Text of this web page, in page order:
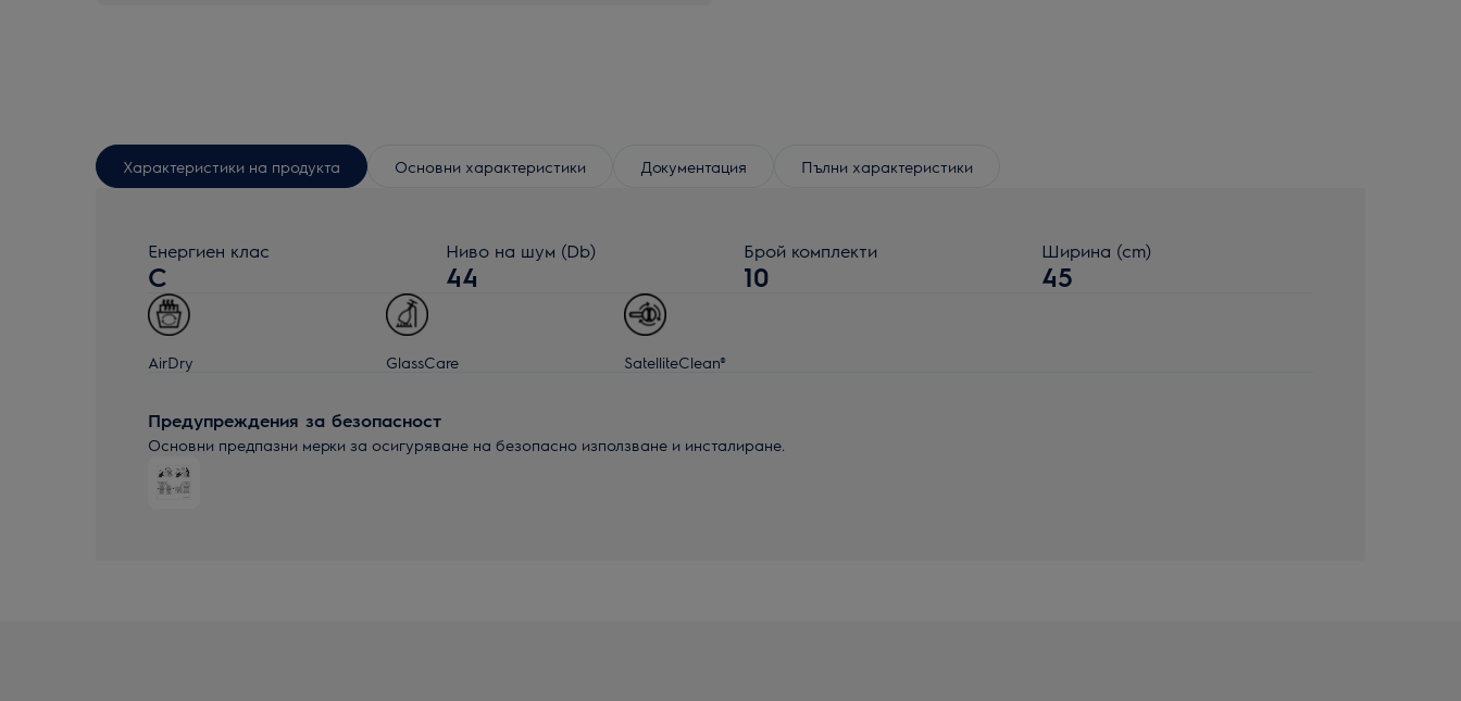
Характеристики на продукта Основни характеристики Документация Пълни характеристики
Енергиен клас
C
Ниво на шум (Db)
44
Брой комплекти
10
Ширина (cm)
45
AirDry GlassCare SatelliteClean®
Предупреждения за безопасност
Основни предпазни мерки за осигуряване на безопасно използване и инсталиране.